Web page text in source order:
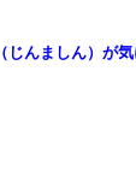
じんましん）が